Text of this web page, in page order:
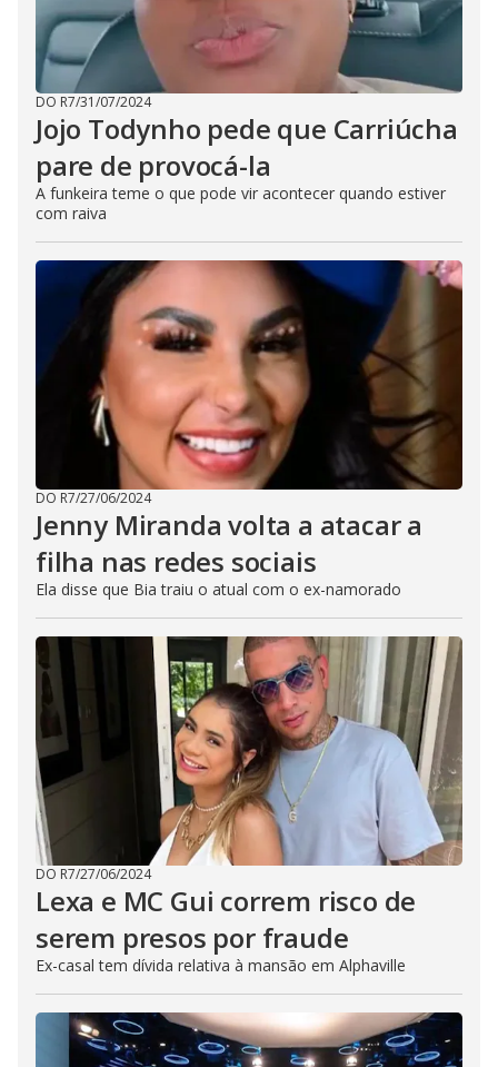
DO R7/31/07/2024
Jojo Todynho pede que Carriúcha
pare de provocá-la
A funkeira teme o que pode vir acontecer quando estiver
com raiva
DO R7/27/06/2024
Jenny Miranda volta a atacar a
filha nas redes sociais
Ela disse que Bia traiu o atual com o ex-namorado
DO R7/27/06/2024
Lexa e MC Gui correm risco de
serem presos por fraude
Ex-casal tem dívida relativa à mansão em Alphaville